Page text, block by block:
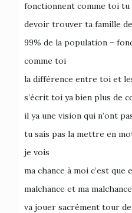
fonctionnent comme toi
devoir trouver ta famille
99% de la population –
comme toi
la différence entre toi et
s’écrit toi ya bien plus de
il ya une vision qui n’ont
tu sais pas la mettre en
je vois
ma chance à moi c’est que
malchance et ma
va jouer sacrément tour